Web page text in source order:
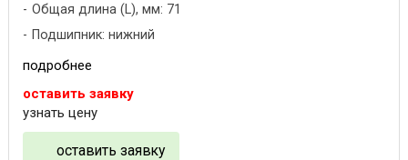
Общая длина (L), мм: 71
Подшипник: нижний
подробнее
оставить заявку
узнать цену
оставить заявку